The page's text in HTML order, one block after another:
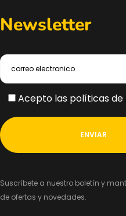
Newsletter
Acepto las políticas
Suscríbete a nuestro boletín y
de ofertas y novedades.